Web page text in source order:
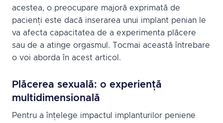
acestea, o preocupare majoră exprimată de
pacienți este dacă inserarea unui implant penian le
va afecta capacitatea de a experimenta plăcere
sau de a atinge orgasmul. Tocmai această întrebare
o voi aborda în acest articol.
Plăcerea sexuală: o experiență
multidimensională
Pentru a înțelege impactul implanturilor peniene